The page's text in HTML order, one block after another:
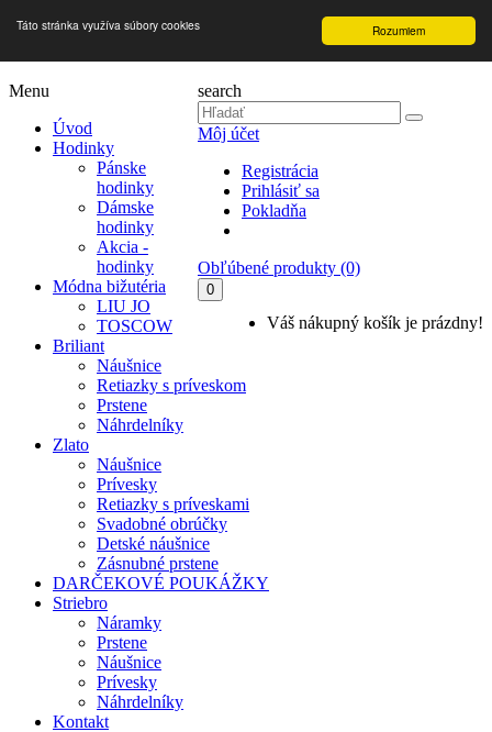
Rozumiem
Táto stránka využíva súbory cookies
search
Môj účet
Registrácia
Prihlásiť sa
Pokladňa
Obľúbené produkty (0)
0
Váš nákupný košík je prázdny!
Menu
Úvod
Hodinky
Pánske
hodinky
Dámske
hodinky
Akcia -
hodinky
Módna bižutéria
LIU JO
TOSCOW
Briliant
Náušnice
Retiazky s príveskom
Prstene
Náhrdelníky
Zlato
Náušnice
Prívesky
Retiazky s príveskami
Svadobné obrúčky
Detské náušnice
Zásnubné prstene
DARČEKOVÉ POUKÁŽKY
Striebro
Náramky
Prstene
Náušnice
Prívesky
Náhrdelníky
Kontakt